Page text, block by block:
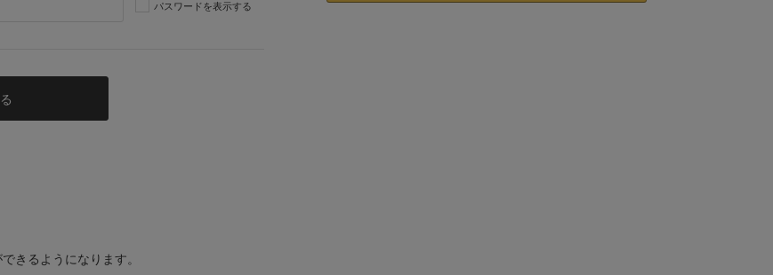
パスワードを表示する
きるようになります。